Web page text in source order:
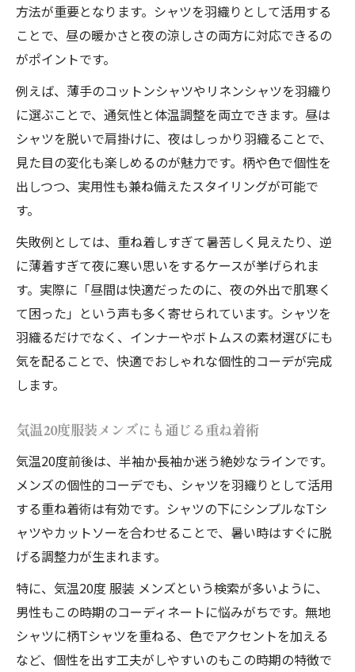
方法が重要となります。シャツを羽織りとして活用する
ことで、昼の暖かさと夜の涼しさの両方に対応できるの
がポイントです。
例えば、薄手のコットンシャツやリネンシャツを羽織り
に選ぶことで、通気性と体温調整を両立できます。昼は
シャツを脱いで肩掛けに、夜はしっかり羽織ることで、
見た目の変化も楽しめるのが魅力です。柄や色で個性を
出しつつ、実用性も兼ね備えたスタイリングが可能で
す。
失敗例としては、重ね着しすぎて暑苦しく見えたり、逆
に薄着すぎて夜に寒い思いをするケースが挙げられま
す。実際に「昼間は快適だったのに、夜の外出で肌寒く
て困った」という声も多く寄せられています。シャツを
羽織るだけでなく、インナーやボトムスの素材選びにも
気を配ることで、快適でおしゃれな個性的コーデが完成
します。
気温20度服装メンズにも通じる重ね着術
気温20度前後は、半袖か長袖か迷う絶妙なラインです。
メンズの個性的コーデでも、シャツを羽織りとして活用
する重ね着術は有効です。シャツの下にシンプルなTシ
ャツやカットソーを合わせることで、暑い時はすぐに脱
げる調整力が生まれます。
特に、気温20度 服装 メンズという検索が多いように、
男性もこの時期のコーディネートに悩みがちです。無地
シャツに柄Tシャツを重ねる、色でアクセントを加える
など、個性を出す工夫がしやすいのもこの時期の特徴で